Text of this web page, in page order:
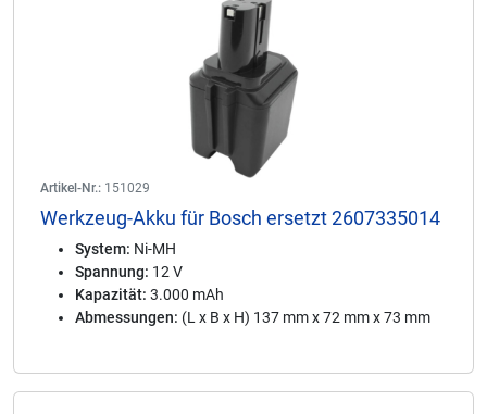
Artikel-Nr.: 151029
Werkzeug-Akku für Bosch ersetzt 2607335014
System: Ni-MH
Spannung: 12 V
Kapazität: 3.000 mAh
Abmessungen: (L x B x H) 137 mm x 72 mm x 73 mm